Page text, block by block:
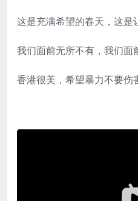
这是充满希望的春天，这是
我们面前无所不有，我们面
香港很美，希望暴力不要伤